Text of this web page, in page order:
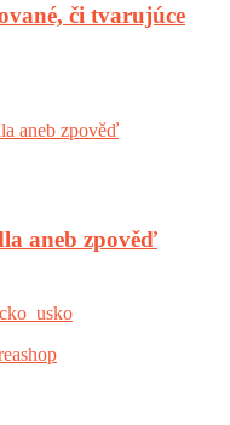
či tvarujúce
aneb zpověď